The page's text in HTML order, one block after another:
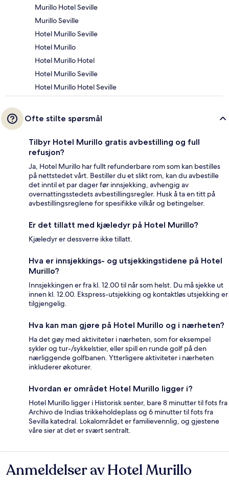
Murillo Hotel Seville
Murillo Seville
Hotel Murillo Seville
Hotel Murillo
Hotel Murillo Hotel
Hotel Murillo Seville
Hotel Murillo Hotel Seville
Ofte stilte spørsmål
Tilbyr Hotel Murillo gratis avbestilling og full
refusjon?
Ja, Hotel Murillo har fullt refunderbare rom som kan bestilles
på nettstedet vårt. Bestiller du et slikt rom, kan du avbestille
det inntil et par dager før innsjekking, avhengig av
overnattingsstedets avbestillingsregler. Husk å ta en titt på
avbestillingsreglene for spesifikke vilkår og betingelser.
Er det tillatt med kjæledyr på Hotel Murillo?
Kjæledyr er dessverre ikke tillatt.
Hva er innsjekkings- og utsjekkingstidene på Hotel
Murillo?
Innsjekkingen er fra kl. 12.00 til når som helst. Du må sjekke ut
innen kl. 12.00. Ekspress-utsjekking og kontaktløs utsjekking er
tilgjengelig.
Hva kan man gjøre på Hotel Murillo og i nærheten?
Ha det gøy med aktiviteter i nærheten, som for eksempel
sykler og tur-/sykkelstier, eller spill en runde golf på den
nærliggende golfbanen. Ytterligere aktiviteter i nærheten
inkluderer økoturer.
Hvordan er området Hotel Murillo ligger i?
Hotel Murillo ligger i Historisk senter, bare 8 minutter til fots fra
Archivo de Indias trikkeholdeplass og 6 minutter til fots fra
Sevilla katedral. Lokalområdet er familievennlig, og gjestene
våre sier at det er svært sentralt.
Anmeldelser
Anmeldelser av Hotel Murillo